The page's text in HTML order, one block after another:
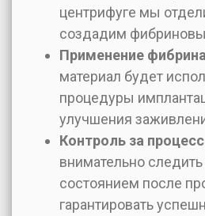
центрифуге мы
создадим
Применение
материал будет
процедуры
улучшения
Контроль за
внимательно
состоянием после
гарантировать